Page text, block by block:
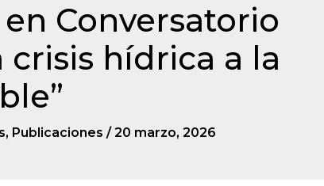
en Conversatorio
crisis hídrica a la
, Publicaciones /20 marzo, 2026